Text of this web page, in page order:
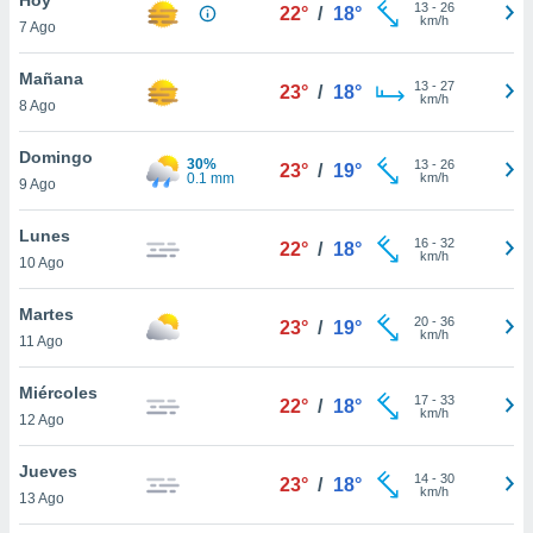
y
en
más
de
7 Ago
22° / 18° 13- 26
km/h
Mañana
8 Ago
23° / 18° 13- 27
km/h
Domingo
9 Ago
30%
0.1 mm
23° / 19° 13- 26
km/h
Lunes
10 Ago
22° / 18° 16- 32
km/h
Martes
11 Ago
23° / 19° 20- 36
km/h
Miércoles
12 Ago
22° / 18° 17- 33
km/h
Jueves
13 Ago
23° / 18° 14- 30
km/h